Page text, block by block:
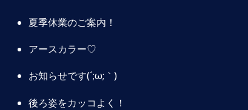
夏季休業のご案内！
アースカラー♡
お知らせです(´;ω;｀)
後ろ姿をカッコよく！